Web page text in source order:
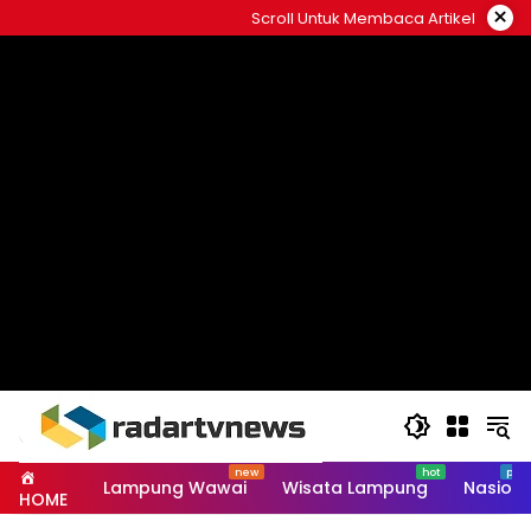
to
Scroll Untuk Membaca Artikel ×
HOME Lampung Wawai Wisata Lampung